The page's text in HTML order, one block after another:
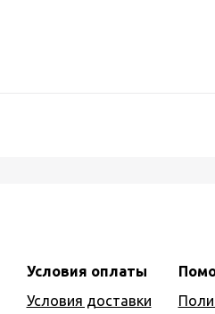
Условия оплаты
Условия доставки